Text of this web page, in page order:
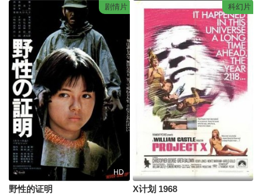
剧情片
HD
野性的证明
科幻片
X计划 1968